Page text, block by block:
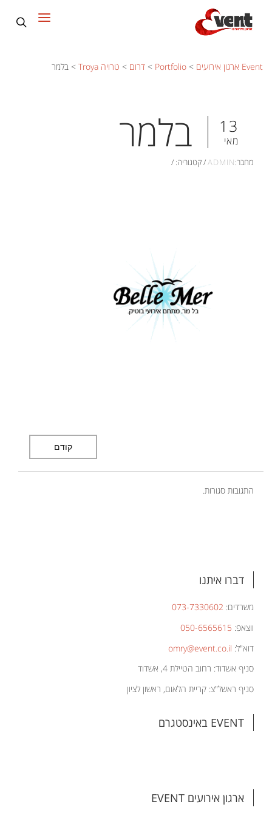
Event ארגון אירועים >
Portfolio
> דרום > טרויה Troya > בלמר
13
מאי בלמר
מחבר:ADMIN
/קטגוריה: /
קודם
התגובות סגורות.
דברו איתנו
משרדים: 073-7330602
ווצאפ: 050-6565615
דוא"ל: omry@event.co.il
סניף אשדוד: רחוב הטיילת 4, אשדוד
סניף ראשל"צ: קריית הלאום, ראשון לציון
EVENT באינסטגרם
ארגון אירועים EVENT